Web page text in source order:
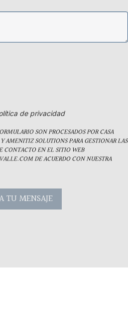
de privacidad
SON PROCESADOS POR CASA
AMENITIZ SOLUTIONS PARA GESTIONAR LAS
CONTACTO EN EL SITIO WEB
DE ACUERDO CON NUESTRA